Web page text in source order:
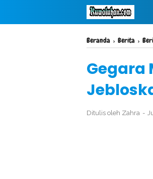
MAHABARATA
Beranda › Berita ›
Gegara
Ditulis oleh Zahra